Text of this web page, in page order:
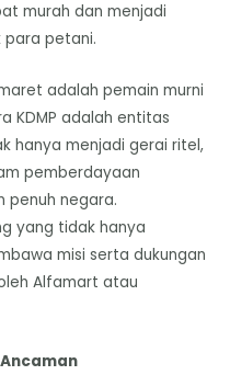
murah dan menjadi
para petani.
adalah pemain murni
KDMP adalah entitas
hanya menjadi gerai ritel,
pemberdayaan
penuh negara.
yang tidak hanya
misi serta dukungan
Alfamart atau